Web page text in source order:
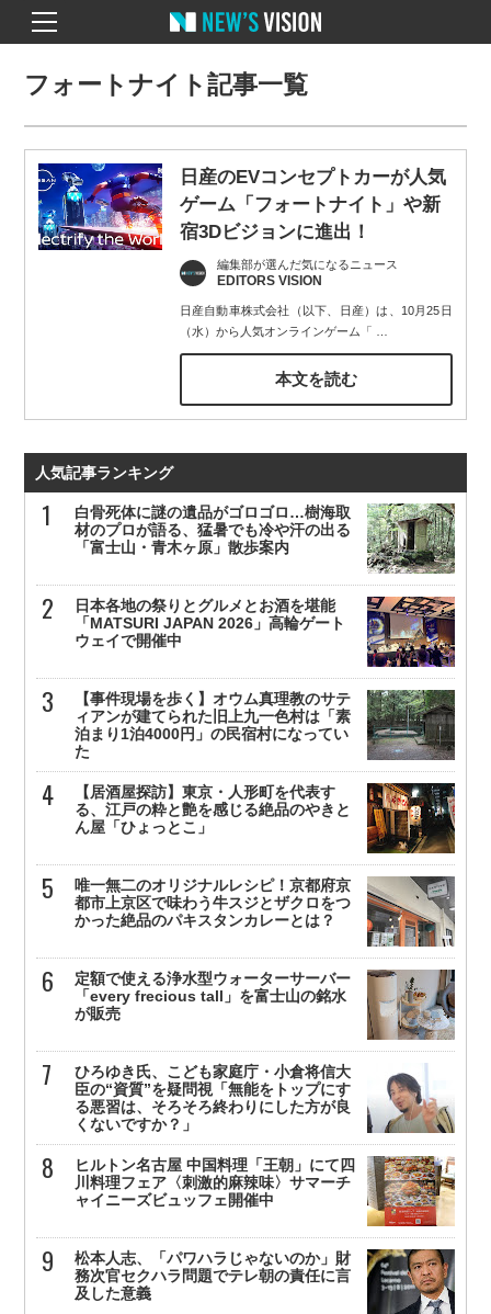
フォートナイト記事一覧
日産のEVコンセプトカーが人気
ゲーム「フォートナイト」や新
宿3Dビジョンに進出！
編集部が選んだ気になるニュース
EDITORS VISION
日産自動車株式会社（以下、日産）は、10月25日
（水）から人気オンラインゲーム「
本文を読む
人気記事ランキング
白骨死体に謎の遺品がゴロゴロ…樹海取
材のプロが語る、猛暑でも冷や汗の出る
「富士山・青木ヶ原」散歩案内
日本各地の祭りとグルメとお酒を堪能
「MATSURI JAPAN 2026」高輪ゲート
ウェイで開催中
【事件現場を歩く】オウム真理教のサテ
ィアンが建てられた旧上九一色村は「素
泊まり1泊4000円」の民宿村になってい
た
【居酒屋探訪】東京・人形町を代表す
る、江戸の粋と艶を感じる絶品のやきと
ん屋「ひょっとこ」
唯一無二のオリジナルレシピ！京都府京
都市上京区で味わう牛スジとザクロをつ
かった絶品のパキスタンカレーとは？
定額で使える浄水型ウォーターサーバー
「every frecious tall」を富士山の銘水
が販売
ひろゆき氏、こども家庭庁・小倉将信大
臣の“資質”を疑問視「無能をトップにす
る悪習は、そろそろ終わりにした方が良
くないですか？」
ヒルトン名古屋 中国料理「王朝」にて四
川料理フェア〈刺激的麻辣味〉サマーチ
ャイニーズビュッフェ開催中
松本人志、「パワハラじゃないのか」財
務次官セクハラ問題でテレ朝の責任に言
及した意義